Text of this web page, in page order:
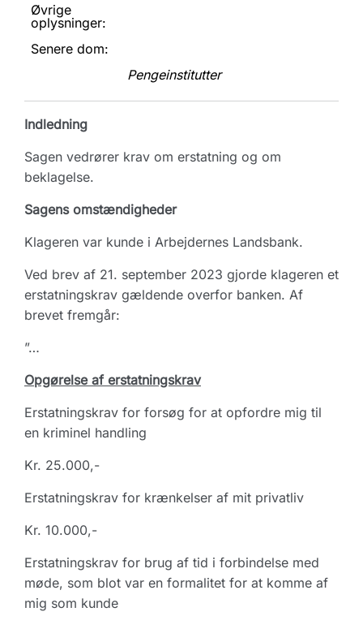
Øvrige
oplysninger:
Senere dom:
Pengeinstitutter
Indledning
Sagen vedrører krav om erstatning og om
beklagelse.
Sagens omstændigheder
Klageren var kunde i Arbejdernes Landsbank.
Ved brev af 21. september 2023 gjorde klageren et
erstatningskrav gældende overfor banken. Af
brevet fremgår:
”…
Opgørelse af erstatningskrav
Erstatningskrav for forsøg for at opfordre mig til
en kriminel handling
Kr. 25.000,-
Erstatningskrav for krænkelser af mit privatliv
Kr. 10.000,-
Erstatningskrav for brug af tid i forbindelse med
møde, som blot var en formalitet for at komme af
mig som kunde